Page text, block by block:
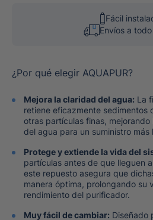
Fácil
Envíos a
¿Por qué elegir AQUAPUR?
Mejora la claridad del agua: La
retiene eficazmente sedimentos
otras partículas finas,
del agua para un suministro más
Protege y extiende la vida del
partículas antes de que lleguen
este repuesto asegura que
manera óptima, prolongando su
rendimiento del purificador.
Muy fácil de cambiar: Diseñado